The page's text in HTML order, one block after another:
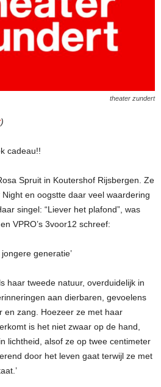
theater zundert
)
cadeau!!
Spruit in Koutershof Rijsbergen. Ze
Night en oogstte daar veel waardering
singel: “Liever het plafond”, was
VPRO’s 3voor12 schreef:
generatie’
haar tweede natuur, overduidelijk in
aan dierbaren, gevoelens
en zang. Hoezeer ze met haar
is het niet zwaar op de hand,
lichtheid, alsof ze op twee centimeter
door het leven gaat terwijl ze met